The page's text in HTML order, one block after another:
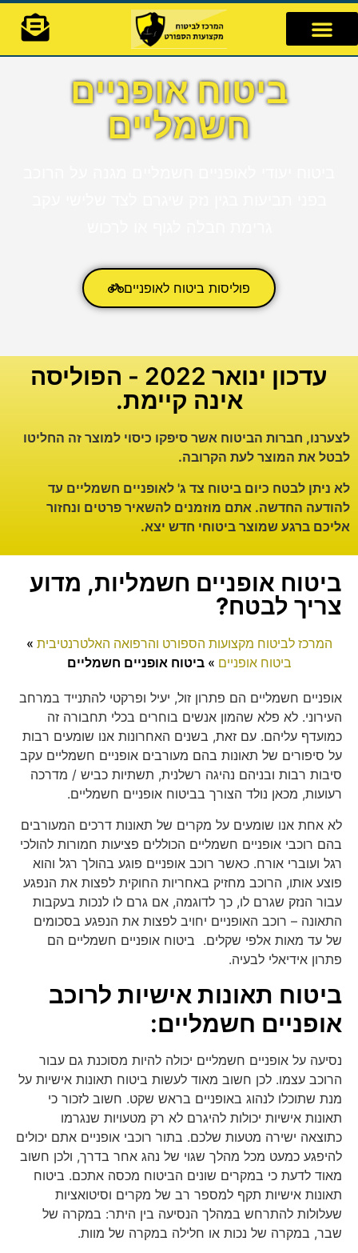
לתוכן
ביטוח אופניים
חשמליים
פוליסות ביטוח לאופניים
עדכון ינואר 2022 - הפוליסה
אינה קיימת.
לצערנו, חברות הביטוח אשר סיפקו כיסוי למוצר זה החליטו
לבטל את המוצר לעת הקרובה.
לא ניתן לבטח כיום ביטוח צד ג' לאופניים חשמליים עד
להודעה החדשה. אתם מוזמנים להשאיר פרטים ונחזור
אליכם ברגע שמוצר ביטוחי חדש יצא.
ביטוח אופניים חשמליות, מדוע
צריך לבטח?
המרכז לביטוח מקצועות הספורט והרפואה האלטרנטיבית »
ביטוח אופניים »ביטוח אופניים חשמליים
אופניים חשמליים הם פתרון זול, יעיל ופרקטי להתנייד במרחב
העירוני. לא פלא שהמון אנשים בוחרים בכלי תחבורה זה
כמועדף עליהם. עם זאת, בשנים האחרונות אנו שומעים רבות
על סיפורים של תאונות בהם מעורבים אופניים חשמליים עקב
סיבות רבות ובניהם נהיגה רשלנית, תשתיות כביש / מדרכה
רעועות, מכאן נולד הצורך בביטוח אופניים חשמליים.
לא אחת אנו שומעים על מקרים של תאונות דרכים המעורבים
בהם רוכבי אופניים חשמליים הכוללים פציעות חמורות להולכי
רגל ועוברי אורח. כאשר רוכב אופניים פוגע בהולך רגל והוא
פוצע אותו, הרוכב מחזיק באחריות החוקית לפצות את הנפגע
עבור הנזק שגרם לו, כך לדוגמה, אם גרם לו לנכות בעקבות
התאונה – רוכב האופניים יחויב לפצות את הנפגע בסכומים
של עד מאות אלפי שקלים. ביטוח אופניים חשמליים הם
פתרון אידיאלי לבעיה.
ביטוח תאונות אישיות לרוכב
אופניים חשמליים:
נסיעה על אופניים חשמליים יכולה להיות מסוכנת גם עבור
הרוכב עצמו. לכן חשוב מאוד לעשות ביטוח תאונות אישיות על
מנת שתוכלו לנהוג באופניים בראש שקט. חשוב לזכור כי
תאונות אישיות יכולות להיגרם לא רק מטעויות שנגרמו
כתוצאה ישירה מטעות שלכם. בתור רוכבי אופניים אתם יכולים
להיפגע כמעט מכל מהלך שגוי של נהג אחר בדרך, ולכן חשוב
מאוד לדעת כי במקרים שונים הביטוח מכסה אתכם. ביטוח
תאונות אישיות תקף למספר רב של מקרים וסיטואציות
שעלולות להתרחש במהלך הנסיעה בין היתר: במקרה של
שבר, במקרה של נכות או חלילה במקרה של מוות.